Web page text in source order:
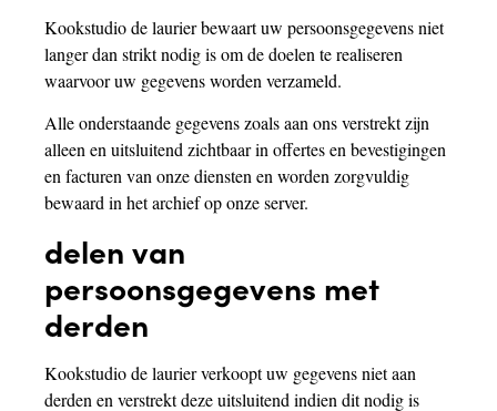
Kookstudio de laurier bewaart uw persoonsgegevens niet
langer dan strikt nodig is om de doelen te realiseren
waarvoor uw gegevens worden verzameld.
Alle onderstaande gegevens zoals aan ons verstrekt zijn
alleen en uitsluitend zichtbaar in offertes en bevestigingen
en facturen van onze diensten en worden zorgvuldig
bewaard in het archief op onze server.
delen van
persoonsgegevens met
derden
Kookstudio de laurier verkoopt uw gegevens niet aan
derden en verstrekt deze uitsluitend indien dit nodig is